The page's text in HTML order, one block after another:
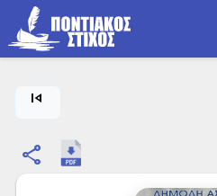
skip_previous
share